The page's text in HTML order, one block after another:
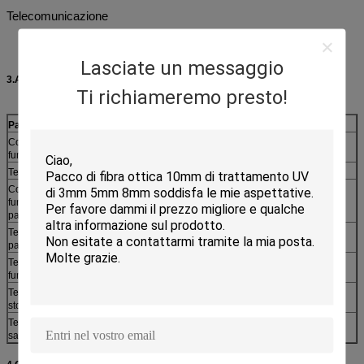
Lasciate un messaggio
Ti richiameremo presto!
Telecomunicazione
3.Absoulte valutazioni massime (Tc=25℃)
Parametro
Corrente di
funzionamento di LD
Tensione inversa di LD Vr (LD) 2,0
V
Corrente di
funzionamento del
palladio
Se (palladio) 2 mA
Tensione inversa del
palladio
Vr (palladio) 15
Temperatura di
funzionamento
Topr
Temperatura di
stoccaggio
Temperatura di
saldatura